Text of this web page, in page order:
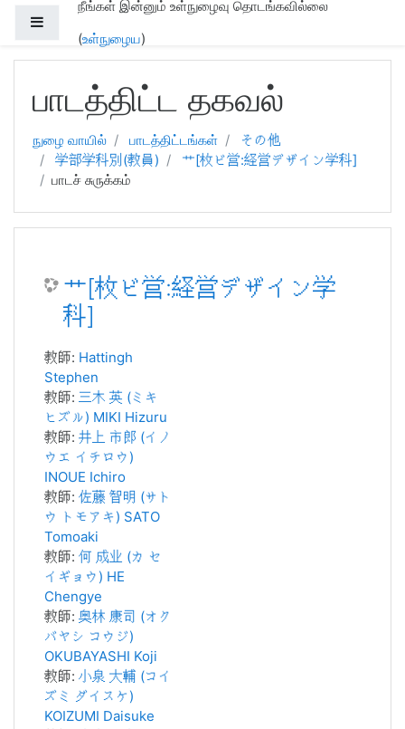
முக்கிய உள்ளடக்கத்திற்கு செல்க
நீங்கள் இன்னும் உள்நுழைவு தொடங்கவில்லை
(உள்நுழைய)
பாடத்திட்ட தகவல்
நுழை வாயில் பாடத்திட்டங்கள்
その他
学部学科別(教員)
艹[枚ビ営:経営デザイン学科]
பாடச் சுருக்கம்
艹[枚ビ営:経営デザイン学
科]
教師: Hattingh
Stephen
教師: 三木 英 (ミキ
ヒズル) MIKI Hizuru
教師: 井上 市郎 (イノ
ウエ イチロウ)
INOUE Ichiro
教師: 佐藤 智明 (サト
ウ トモアキ) SATO
Tomoaki
教師: 何 成业 (カ セ
イギョウ) HE
Chengye
教師: 奥林 康司 (オク
バヤシ コウジ)
OKUBAYASHI Koji
教師: 小泉 大輔 (コイ
ズミ ダイスケ)
KOIZUMI Daisuke